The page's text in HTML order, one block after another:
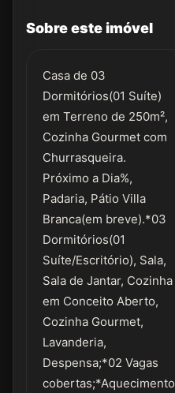
Sobre este imóvel
Casa de 03
Dormitórios(01 Suíte)
em Terreno de 250m²,
Cozinha Gourmet com
Churrasqueira.
Próximo a Dia%,
Padaria, Pátio Villa
Branca(em breve).*03
Dormitórios(01
Suíte/Escritório), Sala,
Sala de Jantar, Cozinha
em Conceito Aberto,
Cozinha Gourmet,
Lavanderia,
Despensa;*02 Vagas
cobertas;*Aquecimento